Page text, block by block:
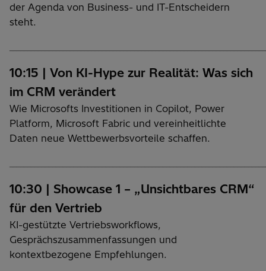
der Agenda von Business- und IT-Entscheidern
steht.
10:15 | Von KI-Hype zur Realität: Was sich
im CRM verändert
Wie Microsofts Investitionen in Copilot, Power
Platform, Microsoft Fabric und vereinheitlichte
Daten neue Wettbewerbsvorteile schaffen.
10:30 | Showcase 1 – „Unsichtbares CRM“
für den Vertrieb
KI-gestützte Vertriebsworkflows,
Gesprächszusammenfassungen und
kontextbezogene Empfehlungen.